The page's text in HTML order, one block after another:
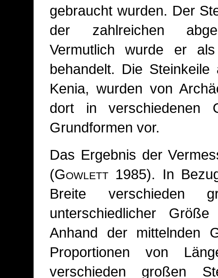
gebraucht wurden. Der
der zahlreichen
Vermutlich wurde er
behandelt. Die
Kenia, wurden von
dort in verschiedenen
Grundformen vor.
Das Ergebnis der
(Gowlett 1985). In
Breite verschieden
unterschiedlicher
Anhand der mittelnden
Proportionen von
verschieden großen